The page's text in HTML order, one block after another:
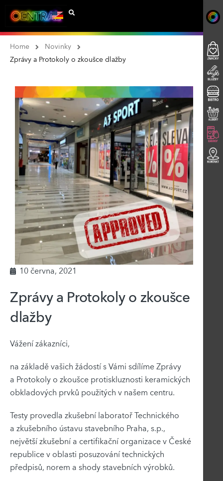
Home
Novinky
Zprávy a Protokoly o zkoušce dlažby
10 června, 2021
Zprávy a Protokoly o zkoušce
dlažby
Vážení zákazníci,
na základě vašich žádostí s Vámi sdílíme Zprávy
a Protokoly o zkoušce protiskluznosti keramických
obkladových prvků použitých v našem centru.
Testy provedla zkušební laboratoř Technického
a zkušebního ústavu stavebního Praha, s.p.,
největší zkušební a certifikační organizace v České
republice v oblasti posuzování technických
předpisů, norem a shody stavebních výrobků.